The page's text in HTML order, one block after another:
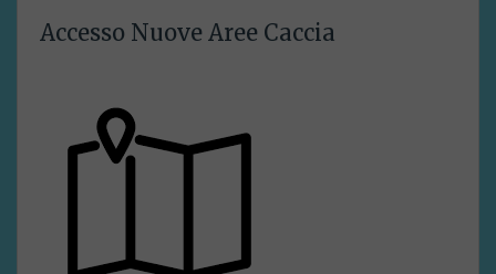
Accesso Nuove Aree Caccia